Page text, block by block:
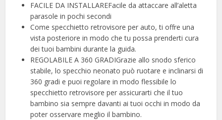
FACILE DA INSTALLAREFacile da attaccare all’aletta
parasole in pochi secondi
Come specchietto retrovisore per auto, ti offre una
vista posteriore in modo che tu possa prenderti cura
dei tuoi bambini durante la guida.
REGOLABILE A 360 GRADIGrazie allo snodo sferico
stabile, lo specchio neonato può ruotare e inclinarsi di
360 gradi e puoi regolare in modo flessibile lo
specchietto retrovisore per assicurarti che il tuo
bambino sia sempre davanti ai tuoi occhi in modo da
poter osservare meglio il bambino.